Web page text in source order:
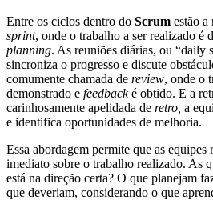
Entre os ciclos dentro do Scrum estão a
sprint, onde o trabalho a ser realizado é
planning. As reuniões diárias, ou “daily
sincroniza o progresso e discute
comumente chamada de review, onde o
demonstrado e feedbacké obtido. E a
carinhosamente apelidada de retro, a
e identifica oportunidades de melhoria.
Essa abordagem permite que as equipes
imediato sobre o trabalho realizado. As
está na direção certa? O que planejam
que deveriam, considerando o que